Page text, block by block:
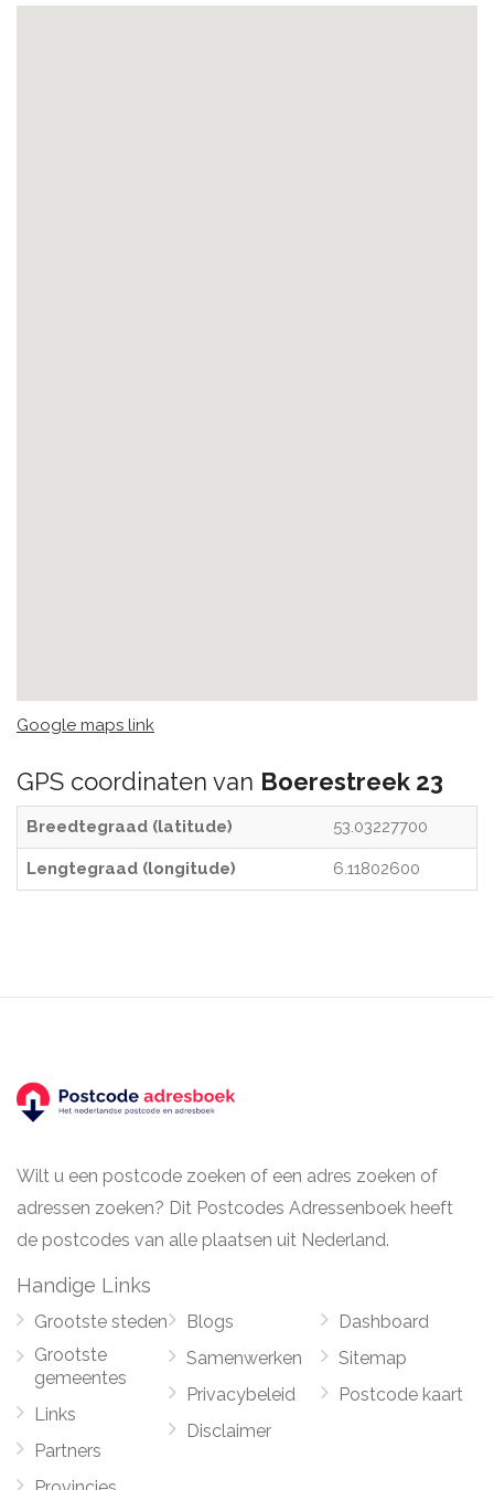
Google maps link
GPS coordinaten van Boerestreek 23
Breedtegraad (latitude) 53.03227700
Lengtegraad (longitude) 6.11802600
Wilt u een postcode zoeken of een adres zoeken of
adressen zoeken? Dit Postcodes Adressenboek heeft
de postcodes van alle plaatsen uit Nederland.
Handige Links
Grootste steden
Grootste
gemeentes
Links
Partners
Blogs
Samenwerken
Privacybeleid
Disclaimer
Dashboard
Sitemap
Postcode kaart